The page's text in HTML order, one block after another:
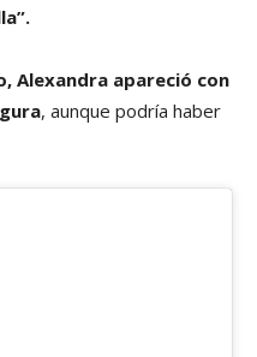
Alexandra apareció con
, aunque podría haber